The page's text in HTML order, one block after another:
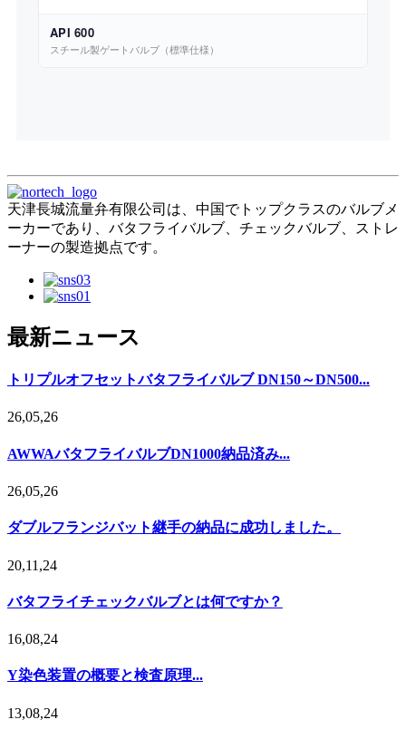
API 600
スチール製ゲートバルブ（標準仕様）
天津長城流量弁有限公司は、中国でトップクラスのバルブメ
ーカーであり、バタフライバルブ、チェックバルブ、ストレ
ーナーの製造拠点です。
最新ニュース
トリプルオフセットバタフライバルブ DN150～DN500...
26,05,26
AWWAバタフライバルブDN1000納品済み...
26,05,26
ダブルフランジバット継手の納品に成功しました。
20,11,24
バタフライチェックバルブとは何ですか？
16,08,24
Y染色装置の概要と検査原理...
13,08,24